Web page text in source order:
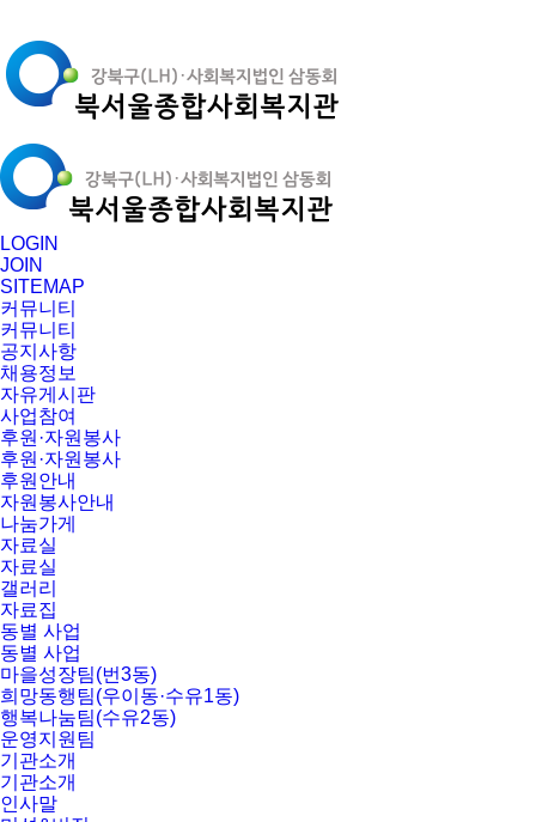
LOGIN
JOIN
SITEMAP
커뮤니티
커뮤니티
공지사항
채용정보
자유게시판
사업참여
후원·자원봉사
후원·자원봉사
후원안내
자원봉사안내
나눔가게
자료실
자료실
갤러리
자료집
동별 사업
동별 사업
마을성장팀(번3동)
희망동행팀(우이동·수유1동)
행복나눔팀(수유2동)
운영지원팀
기관소개
기관소개
인사말